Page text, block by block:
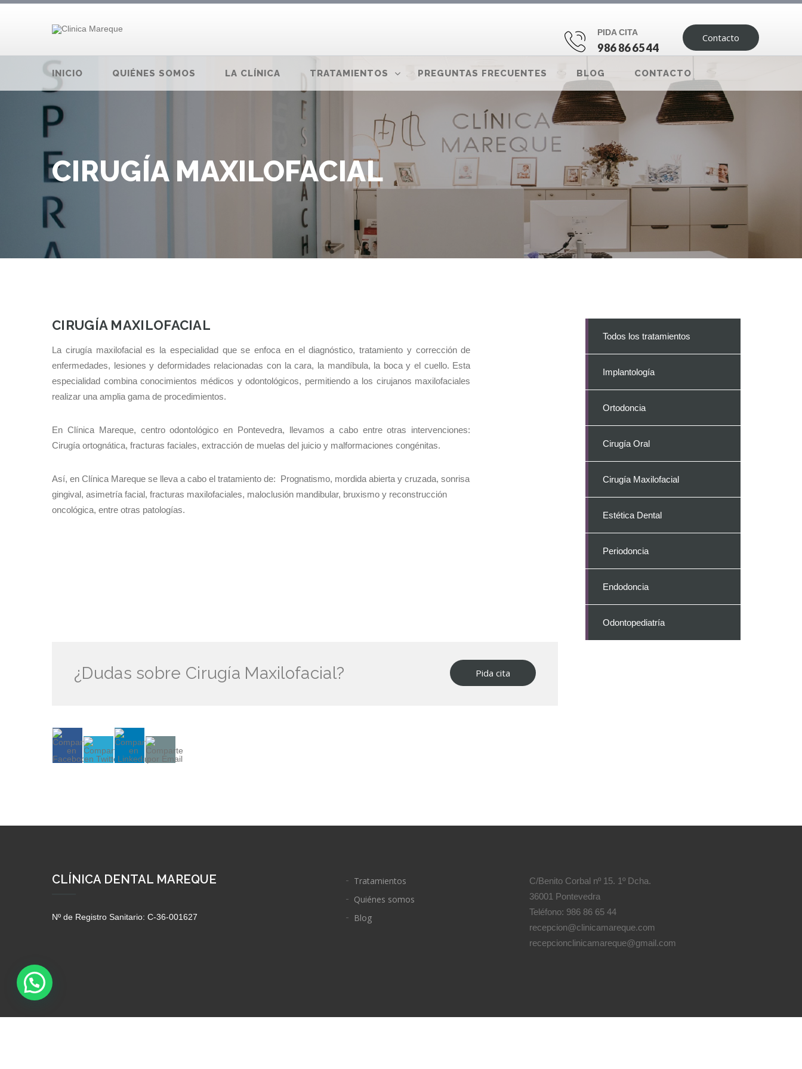
PIDA CITA
986 86 65 44
Contacto
INICIO QUIÉNES SOMOS LA CLÍNICA TRATAMIENTOS PREGUNTAS FRECUENTES BLOG CONTACTO
CIRUGÍA MAXILOFACIAL
Todos los tratamientos
Implantología
Ortodoncia
Cirugía Oral
Cirugía Maxilofacial
Estética Dental
Periodoncia
Endodoncia
Odontopediatría
CIRUGÍA MAXILOFACIAL
La cirugía maxilofacial es la especialidad que se enfoca en el diagnóstico, tratamiento y corrección de
enfermedades, lesiones y deformidades relacionadas con la cara, la mandíbula, la boca y el cuello. Esta
especialidad combina conocimientos médicos y odontológicos, permitiendo a los cirujanos maxilofaciales
realizar una amplia gama de procedimientos.
En Clínica Mareque, centro odontológico en Pontevedra, llevamos a cabo entre otras intervenciones:
Cirugía ortognática, fracturas faciales, extracción de muelas del juicio y malformaciones congénitas.
Así, en Clínica Mareque se lleva a cabo el tratamiento de: Prognatismo, mordida abierta y cruzada, sonrisa
gingival, asimetría facial, fracturas maxilofaciales, maloclusión mandibular, bruxismo y reconstrucción
oncológica, entre otras patologías.
¿Dudas sobre Cirugía Maxilofacial? Pida cita
CLÍNICA DENTAL MAREQUE
Nº de Registro Sanitario: C-36-001627
Tratamientos
Quiénes somos
Blog
C/Benito Corbal nº 15. 1º Dcha.
36001 Pontevedra
Teléfono: 986 86 65 44
recepcion@clinicamareque.com
recepcionclinicamareque@gmail.com